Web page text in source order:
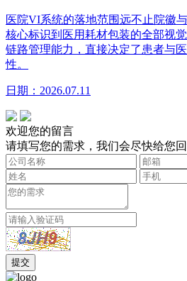
医院VI系统的落地范围远不止院徽
核心标识到医用耗材包装的全部视
链路管理能力，直接决定了患者与
性。
日期：2026.07.11
欢迎您的留言
请填写您的需求，我们会尽快给您